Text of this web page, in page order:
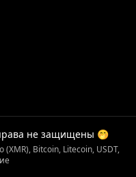
не защищены 🤭
Bitcoin, Litecoin, USDT,